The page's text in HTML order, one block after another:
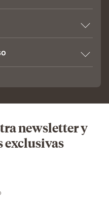
newsletter y
exclusivas